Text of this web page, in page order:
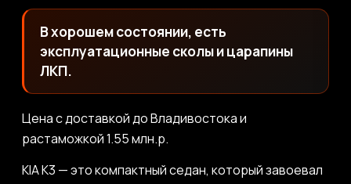
В хорошем состоянии, есть
эксплуатационные сколы и царапины
ЛКП.
Цена с доставкой до Владивостока и
растаможкой 1.55 млн.р.
KIA K3 — это компактный седан, который завоевал